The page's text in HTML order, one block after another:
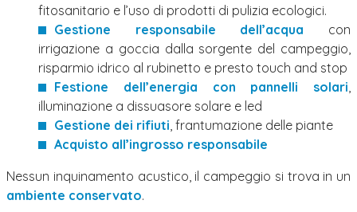
fitosanitario e l’uso di prodotti di pulizia ecologici.
Gestione responsabile dell’acqua con
irrigazione a goccia dalla sorgente del campeggio,
risparmio idrico al rubinetto e presto touch and stop
Festione dell’energia con pannelli solari
illuminazione a dissuasore solare e led
Gestione dei rifiuti , frantumazione delle piante
Acquisto all’ingrosso responsabile
Nessun inquinamento acustico, il campeggio si trova in un
ambiente conservato.